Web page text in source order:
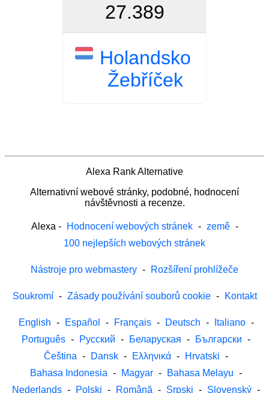
27.389
Holandsko
Žebříček
Alexa Rank Alternative
Alternativní webové stránky, podobné, hodnocení
návštěvnosti a recenze.
Alexa - Hodnocení webových stránek - země -
100 nejlepších webových stránek
Nástroje pro webmastery - Rozšíření prohlížeče
Soukromí - Zásady používání souborů cookie - Kontakt
English - Español - Français - Deutsch - Italiano -
Português - Русский - Беларуская - Български -
Čeština - Dansk - Ελληνικά - Hrvatski -
Bahasa Indonesia - Magyar - Bahasa Melayu -
Nederlands - Polski - Română - Srpski - Slovenský -